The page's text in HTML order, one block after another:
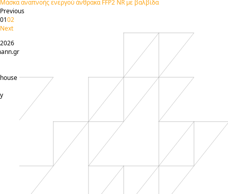
Μάσκα αναπνοής ενεργού άνθρακα FFP2 NR με βαλβίδα
Previous
0102
Next